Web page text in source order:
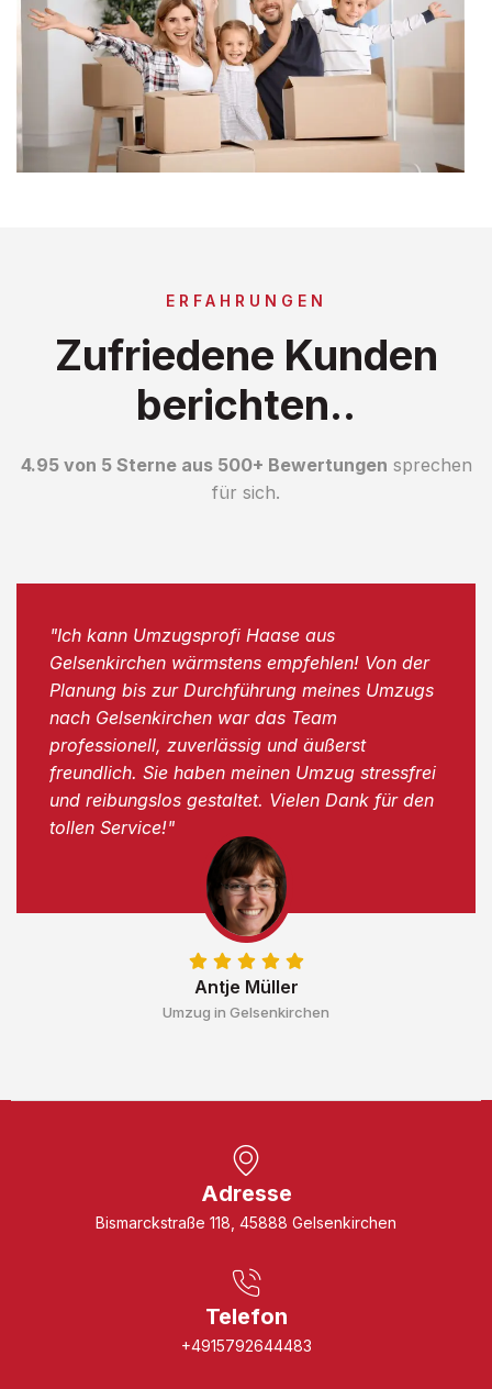
ERFAHRUNGEN
Zufriedene Kunden
berichten..
4.95 von 5 Sterne aus 500+ Bewertungen sprechen
für sich.
Antje Müller
Umzug in Gelsenkirchen
"Ich kann Umzugsprofi Haase aus
Gelsenkirchen wärmstens empfehlen! Von der
Planung bis zur Durchführung meines Umzugs
nach Gelsenkirchen war das Team
professionell, zuverlässig und äußerst
freundlich. Sie haben meinen Umzug stressfrei
und reibungslos gestaltet. Vielen Dank für den
tollen Service!"
Adresse
Bismarckstraße 118, 45888 Gelsenkirchen
Telefon
+4915792644483